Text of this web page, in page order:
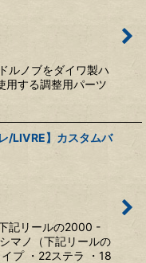
ルノブをダイワ製ハ
用する調整用パーツ
/LIVRE】カスタムバ
記リールの2000 -
マノ（下記リールの
プ ・22ステラ ・18